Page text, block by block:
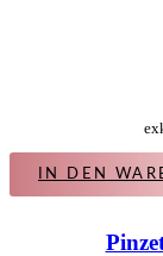
IN DEN